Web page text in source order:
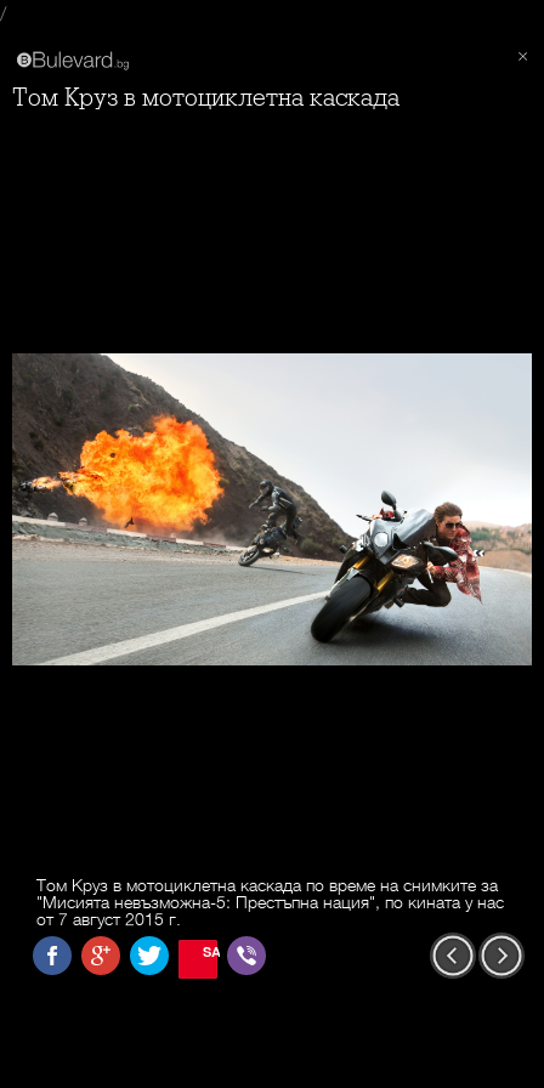
/
Том Круз в мотоциклетна каскада
Том Круз в мотоциклетна каскада по време на снимките за
"Мисията невъзможна-5: Престъпна нация", по кината у нас
от 7 август 2015 г.
SAVE